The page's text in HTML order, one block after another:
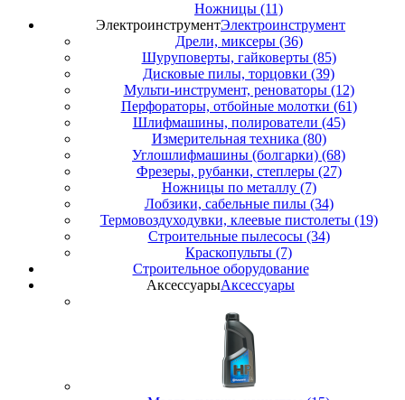
Ножницы (11)
ЭлектроинструментЭлектроинструмент
Дрели, миксеры (36)
Шуруповерты, гайковерты (85)
Дисковые пилы, торцовки (39)
Мульти-инструмент, реноваторы (12)
Перфораторы, отбойные молотки (61)
Шлифмашины, полирователи (45)
Измерительная техника (80)
Углошлифмашины (болгарки) (68)
Фрезеры, рубанки, степлеры (27)
Ножницы по металлу (7)
Лобзики, сабельные пилы (34)
Термовоздуходувки, клеевые пистолеты (19)
Строительные пылесосы (34)
Краскопульты (7)
Строительное оборудование
АксессуарыАксессуары